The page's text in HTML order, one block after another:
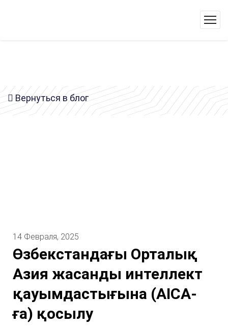
Вернуться в блог
14 Февраля, 2025
Өзбекстандағы Орталық
Азия жасанды интеллект
қауымдастығына (AICA-
ға) қосылу